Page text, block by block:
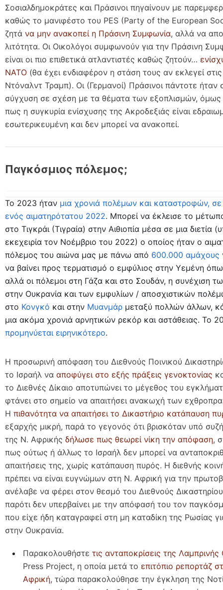
Σοσιαλδημοκράτες και Πράσινοι πηγαίνουν με
καθώς το μανιφέστο του PES (Party of the European
ζητά να μην ανακοπεί η Πράσινη Συμφωνία, αλλά να
λιτότητα. Οι Οικολόγοι συμφωνούν για την Πράσινη
είναι οι πιο επιθετικά ατλαντιστές καθώς ζητούν…
ΝΑΤΟ (θα έχει ενδιαφέρον η στάση τους αν εκλεγεί
Ντόναλντ Τραμπ). Οι (Γερμανοί) Πράσινοι πάντοτε ήταν
σύγχυση σε σχέση με τα θέματα των εξοπλισμών, όμως
πως η συγκυρία ενίσχυσης της Aκροδεξιάς είναι
εσωτερικευμένη και δεν μπορεί να ανακοπεί.
Παγκόσμιος πόλεμος;
Το 2023 ήταν μια χρονιά πολέμων και καταστροφών, σε
ενός αιματηρότατου 2022. Μπορεί να έκλεισε το
στο Τιγκράι (Τιγραία) στην Αιθιοπία μέσα σε μια διετία
εκεχειρία τον Νοέμβριο του 2022) ο οποίος ήταν ο
πόλεμος του αιώνα μας με πάνω από 600.000 αμάχους
να βαίνει προς τερματισμό ο εμφύλιος στην Υεμένη
αλλά οι πόλεμοι στη Γάζα και στο Σουδάν, η συνέχιση
στην Ουκρανία και των εμφυλίων / αποσχιστικών
στο Κονγκό και στην Μυανμάρ μεταξύ πολλών άλλων,
μια ακόμα χρονιά αρνητικών ρεκόρ και αστάθειας. Το
προμηνύεται ειρηνικότερο.
H προσωρινή απόφαση του Διεθνούς Ποινικού
το Ισραήλ να αποφύγει στο εξής πράξεις γενοκτονίας
το Διεθνές Δίκαιο αποτυπώνει το μέγεθος του
φτάνει στο σημείο να απαιτήσει ανακωχή των
Η πιθανότητα να απαιτήσει το Δικαστήριο κατάπαυση
εξαρχής μικρή, παρά το γεγονός ότι βρισκόταν υπό
της Ν. Αφρικής δήλωσε πως θεωρεί νίκη την απόφαση,
πως ούτως ή άλλως το Ισραήλ δεν μπορεί να
απαιτήσεις της, χωρίς κατάπαυση πυρός. Η διεθνής
πρέπει να είναι ευγνώμων στη Ν. Αφρική για την
ανέλαβε να φέρει στον θεσμό του Διεθνούς
παρότι δεν υπερβαίνει με την απόφασή του τον
που είχε ήδη καταγραφεί στη μη καταδίκη της Ρωσίας
στην Ουκρανία.
Παρακολουθήστε τις ανταποκρίσεις της
Press Project, η οποία μετά το επιτόπιο ρεπορτάζ
Αφρική, τώρα παρακολούθησε την έγκληση της